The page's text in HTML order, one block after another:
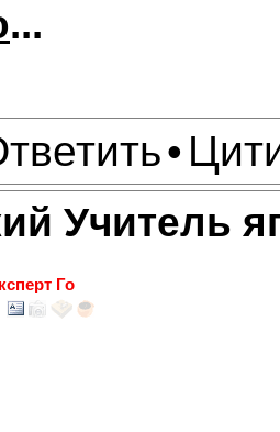
...
•
Учитель
Го